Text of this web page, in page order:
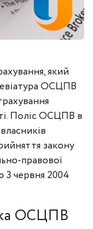
який
ОСЦПВ
Поліс ОСЦПВ в
закону
правової
3 червня 2004
ОСЦПВ